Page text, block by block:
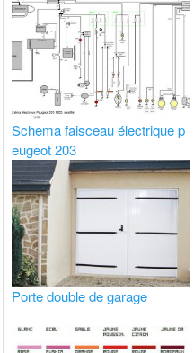
Schema faisceau électrique p
eugeot 203
Porte double de garage